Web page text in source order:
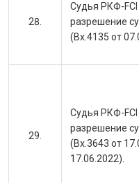
Судья РКФ-FCI
разрешение
(Вх.4135 от
Судья РКФ-FCI
разрешение
(Вх.3643 от
17.06.2022).